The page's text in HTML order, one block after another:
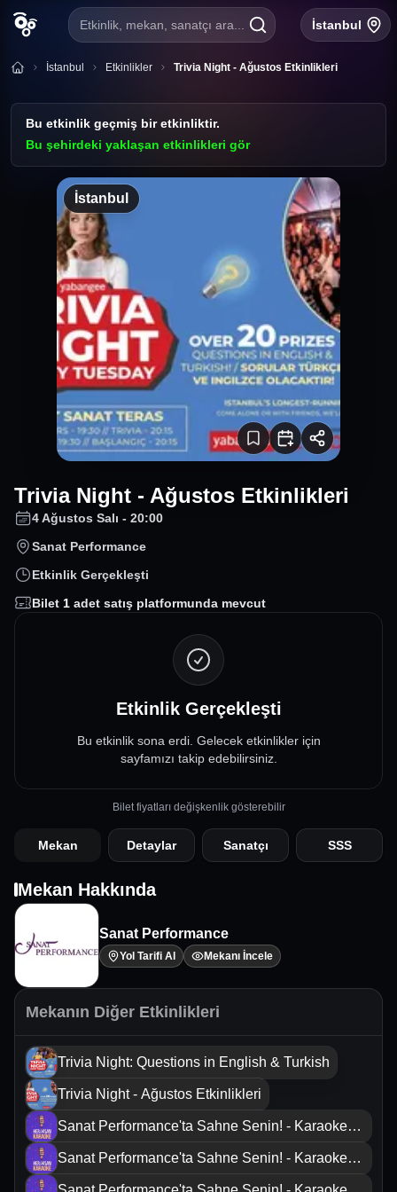
Etkinlik, mekan, sanatçı ara... İstanbul
İstanbul Etkinlikler Trivia Night - Ağustos Etkinlikleri
Bu etkinlik geçmiş bir etkinliktir.
Bu şehirdeki yaklaşan etkinlikleri gör
İstanbul
Trivia Night - Ağustos Etkinlikleri
4 Ağustos Salı - 20:00
Sanat Performance
Etkinlik Gerçekleşti
Bilet 1 adet satış platformunda mevcut
Etkinlik Gerçekleşti
Bu etkinlik sona erdi. Gelecek etkinlikler için
sayfamızı takip edebilirsiniz.
Bilet fiyatları değişkenlik gösterebilir
Mekan Detaylar Sanatçı SSS
Mekan Hakkında
Sanat Performance
Yol Tarifi Al Mekanı İncele
Mekanın Diğer Etkinlikleri
Trivia Night: Questions in English & Turkish
Trivia Night - Ağustos Etkinlikleri
Sanat Performance'ta Sahne Senin! - Karaoke
Sanat Performance'ta Sahne Senin! - Karaoke